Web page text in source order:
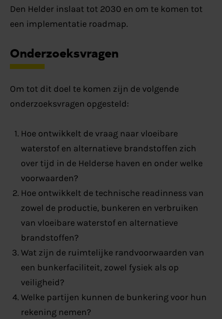
Den Helder inslaat tot 2030 en om te komen tot
een implementatie roadmap.
Onderzoeksvragen
Om tot dit doel te komen zijn de volgende
onderzoeksvragen opgesteld:
Hoe ontwikkelt de vraag naar vloeibare
waterstof en alternatieve brandstoffen zich
over tijd in de Helderse haven en onder welke
voorwaarden?
Hoe ontwikkelt de technische readinness van
zowel de productie, bunkeren en verbruiken
van vloeibare waterstof en alternatieve
brandstoffen?
Wat zijn de ruimtelijke randvoorwaarden van
een bunkerfaciliteit, zowel fysiek als op
veiligheid?
Welke partijen kunnen de bunkering voor hun
rekening nemen?